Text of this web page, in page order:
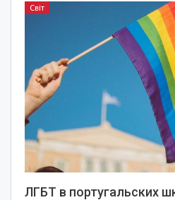
Світ
ЛГБТ в португальских